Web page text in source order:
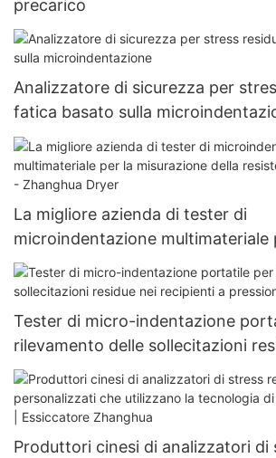
precarico
Analizzatore di sicurezza per
fatica basato sulla
La migliore azienda di tester di
microindentazione multimateriale
misurazione della resistenza e
Zhanghua Dryer
Tester di micro-indentazione
rilevamento delle sollecitazioni
recipienti a pressione
Produttori cinesi di analizzatori di